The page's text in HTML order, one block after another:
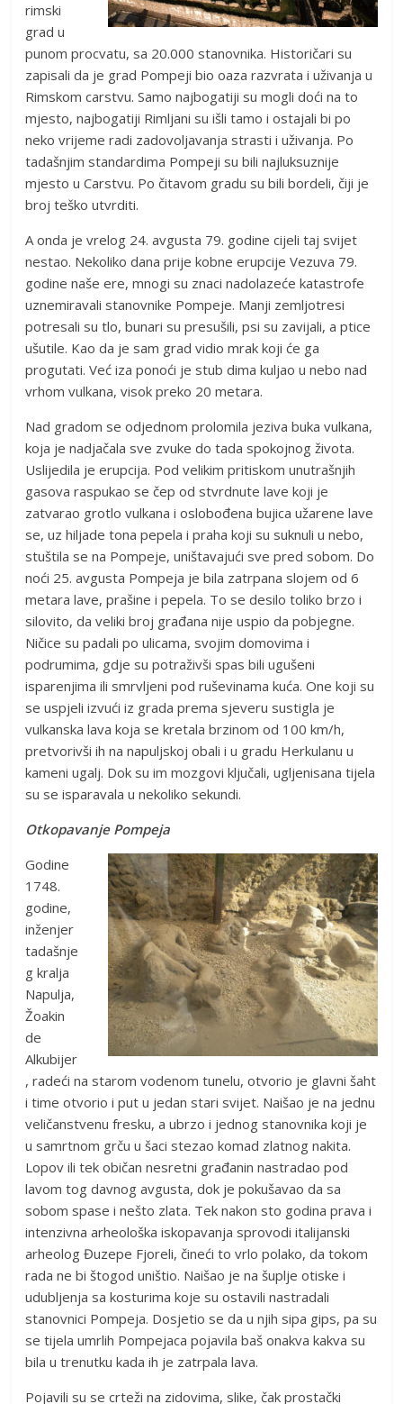
rimski
grad u
punom procvatu, sa 20.000 stanovnika. Historičari su
zapisali da je grad Pompeji bio oaza razvrata i uživanja u
Rimskom carstvu. Samo najbogatiji su mogli doći na to
mjesto, najbogatiji Rimljani su išli tamo i ostajali bi po
neko vrijeme radi zadovoljavanja strasti i uživanja. Po
tadašnjim standardima Pompeji su bili najluksuznije
mjesto u Carstvu. Po čitavom gradu su bili bordeli, čiji je
broj teško utvrditi.
A onda je vrelog 24. avgusta 79. godine cijeli taj svijet
nestao. Nekoliko dana prije kobne erupcije Vezuva 79.
godine naše ere, mnogi su znaci nadolazeće katastrofe
uznemiravali stanovnike Pompeje. Manji zemljotresi
potresali su tlo, bunari su presušili, psi su zavijali, a ptice
ušutile. Kao da je sam grad vidio mrak koji će ga
progutati. Već iza ponoći je stub dima kuljao u nebo nad
vrhom vulkana, visok preko 20 metara.
Nad gradom se odjednom prolomila jeziva buka vulkana,
koja je nadjačala sve zvuke do tada spokojnog života.
Uslijedila je erupcija. Pod velikim pritiskom unutrašnjih
gasova raspukao se čep od stvrdnute lave koji je
zatvarao grotlo vulkana i oslobođena bujica užarene lave
se, uz hiljade tona pepela i praha koji su suknuli u nebo,
stuštila se na Pompeje, uništavajući sve pred sobom. Do
noći 25. avgusta Pompeja je bila zatrpana slojem od 6
metara lave, prašine i pepela. To se desilo toliko brzo i
silovito, da veliki broj građana nije uspio da pobjegne.
Ničice su padali po ulicama, svojim domovima i
podrumima, gdje su potraživši spas bili ugušeni
isparenjima ili smrvljeni pod ruševinama kuća. One koji su
se uspjeli izvući iz grada prema sjeveru sustigla je
vulkanska lava koja se kretala brzinom od 100 km/h,
pretvorivši ih na napuljskoj obali i u gradu Herkulanu u
kameni ugalj. Dok su im mozgovi ključali, ugljenisana tijela
su se isparavala u nekoliko sekundi.
Otkopavanje Pompeja
Godine
1748.
godine,
inženjer
tadašnje
g kralja
Napulja,
Žoakin
de
Alkubijer
, radeći na starom vodenom tunelu, otvorio je glavni šaht
i time otvorio i put u jedan stari svijet. Naišao je na jednu
veličanstvenu fresku, a ubrzo i jednog stanovnika koji je
u samrtnom grču u šaci stezao komad zlatnog nakita.
Lopov ili tek običan nesretni građanin nastradao pod
lavom tog davnog avgusta, dok je pokušavao da sa
sobom spase i nešto zlata. Tek nakon sto godina prava i
intenzivna arheološka iskopavanja sprovodi italijanski
arheolog Đuzepe Fjoreli, čineći to vrlo polako, da tokom
rada ne bi štogod uništio. Naišao je na šuplje otiske i
udubljenja sa kosturima koje su ostavili nastradali
stanovnici Pompeja. Dosjetio se da u njih sipa gips, pa su
se tijela umrlih Pompejaca pojavila baš onakva kakva su
bila u trenutku kada ih je zatrpala lava.
Pojavili su se crteži na zidovima, slike, čak prostački